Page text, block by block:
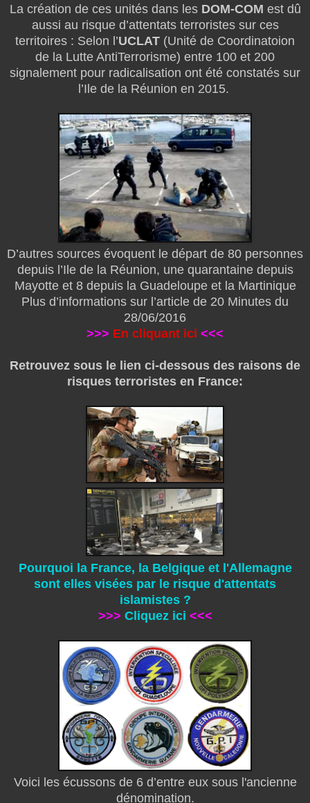
La création de ces unités dans les DOM-COM est dû
aussi au risque d’attentats terroristes sur ces
territoires : Selon l’UCLAT (Unité de Coordinatoion
de la Lutte AntiTerrorisme) entre 100 et 200
signalement pour radicalisation ont été constatés sur
l’Ile de la Réunion en 2015.
D’autres sources évoquent le départ de 80 personnes
depuis l’Ile de la Réunion, une quarantaine depuis
Mayotte et 8 depuis la Guadeloupe et la Martinique
Plus d’informations sur l’article de 20 Minutes du
28/06/2016
>>> En cliquant ici <<<
Retrouvez sous le lien ci-dessous des raisons de
risques terroristes en France:
Pourquoi la France, la Belgique et l'Allemagne
sont elles visées par le risque d'attentats
islamistes ?
>>> Cliquez ici <<<
Voici les écussons de 6 d’entre eux sous l'ancienne
dénomination.